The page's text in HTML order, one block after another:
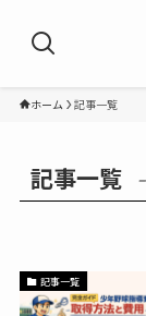
ホーム 記事一覧
記事一覧
記事一覧